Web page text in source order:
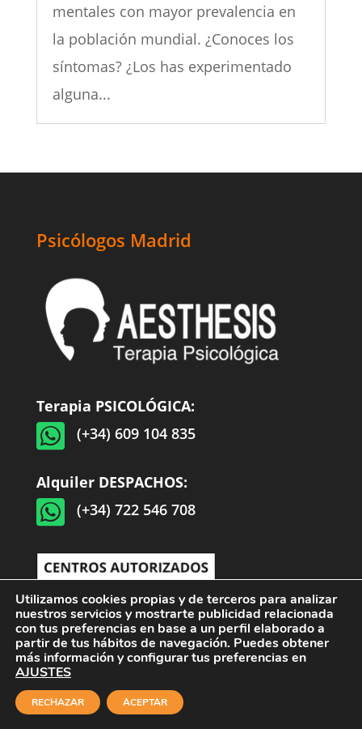
mentales con mayor prevalencia en
la población mundial. ¿Conoces los
síntomas? ¿Los has experimentado
alguna...
Psicólogos Madrid
Terapia PSICOLÓGICA:
 (+34) 609 104 835
Alquiler DESPACHOS:
 (+34) 722 546 708
Utilizamos cookies propias y de terceros para analizar
nuestros servicios y mostrarte publicidad relacionada
con tus preferencias en base a un perfil elaborado a
partir de tus hábitos de navegación. Puedes obtener
más información y configurar tus preferencias en
AJUSTES
ACEPTAR
RECHAZAR